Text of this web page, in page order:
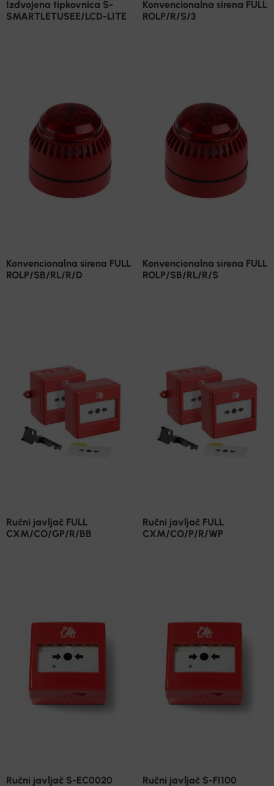
Izdvojena tipkovnica S-
SMARTLETUSEE/LCD-LITE
Konvencionalna sirena FULL
ROLP/R/S/3
Konvencionalna sirena FULL
ROLP/SB/RL/R/D
Konvencionalna sirena FULL
ROLP/SB/RL/R/S
Ručni javljač FULL
CXM/CO/GP/R/BB
Ručni javljač FULL
CXM/CO/P/R/WP
Ručni javljač S-EC0020 Ručni javljač S-FI100